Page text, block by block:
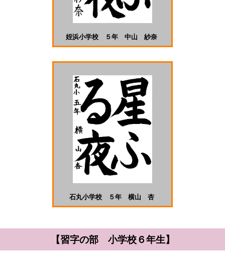
姪浜小学校 ５年 中山 紗奈
石丸小学校 ５年 横山 杏
【習字の部 小学校６年生】